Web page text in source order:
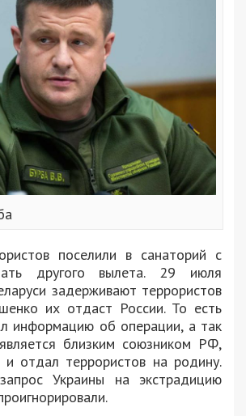
поселили в санаторий с
другого вылета. 29 июля
задерживают террористов
их отдаст России. То есть
информацию об операции, а так
близким союзником РФ,
отдал террористов на родину.
Украины на экстрадицию